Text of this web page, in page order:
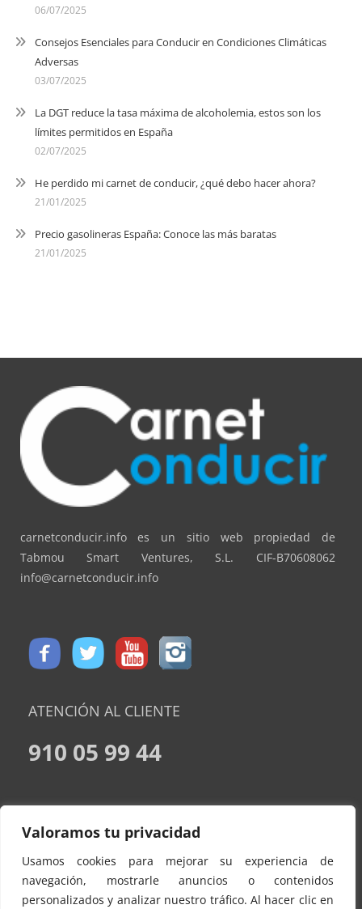
Valoramos tu privacidad
Usamos cookies para mejorar su experiencia de
navegación, mostrarle anuncios o contenidos
personalizados y analizar nuestro tráfico. Al hacer clic en
06/07/2025
Consejos Esenciales para Conducir en Condiciones Climáticas
Adversas
03/07/2025
La DGT reduce la tasa máxima de alcoholemia, estos son los
límites permitidos en España
02/07/2025
He perdido mi carnet de conducir, ¿qué debo hacer ahora?
21/01/2025
Precio gasolineras España: Conoce las más baratas
21/01/2025
carnetconducir.info es un sitio web propiedad de
Tabmou Smart Ventures, S.L. CIF-B70608062
info@carnetconducir.info
ATENCIÓN AL CLIENTE
910 05 99 44
POLÍTICA DE PRIVACIDAD
POLITICA DE COOKIES